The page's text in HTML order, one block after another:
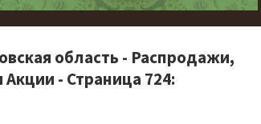
область - Распродажи,
- Страница 724: